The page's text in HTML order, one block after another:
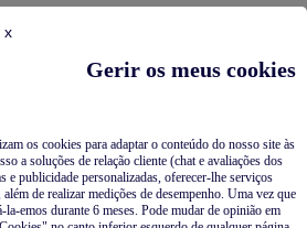
Gerir os meus cookies
os cookies para adaptar o conteúdo do nosso site às
a soluções de relação cliente (chat e avaliações dos
e publicidade personalizadas, oferecer-lhe serviços
de realizar medições de desempenho. Uma vez que
la-emos durante 6 meses. Pode mudar de opinião em
x
Pijamas